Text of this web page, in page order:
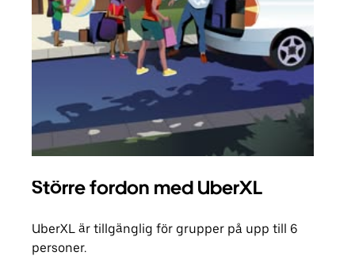
Större fordon med UberXL
UberXL är tillgänglig för grupper på upp till 6
personer.